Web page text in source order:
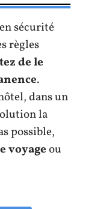
sécurité
règles
de le
.
dans un
la
possible,
voyageou